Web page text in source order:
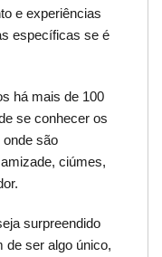
e experiências
específicas se é
há mais de 100
se conhecer os
são
ciúmes,
surpreendido
de ser algo único,